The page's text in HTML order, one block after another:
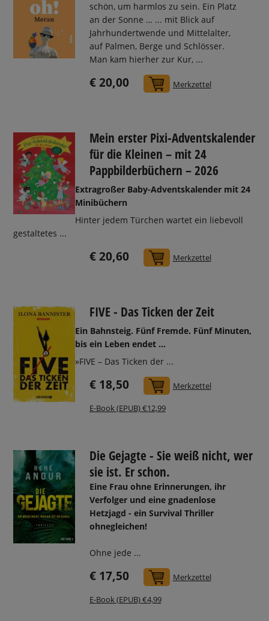
schön, um harmlos zu sein. Ein Platz
an der Sonne … ... mit Blick auf
Jahrhundertwende und Mittelalter,
auf Palmen, Berge und Schlösser.
Man kam hierher zur Kur, ...
€ 20,00 In den Warenkorb
Merkzettel
Mein erster Pixi-Adventskalender
für die Kleinen – mit 24
Pappbilderbüchern – 2026
Extragroßer Baby-Adventskalender mit 24
Minibüchern
Hinter jedem Türchen wartet ein liebevoll
gestaltetes ...
€ 20,60 In den Warenkorb
Merkzettel
FIVE - Das Ticken der Zeit
Ein Bahnsteig. Fünf Fremde. Fünf Minuten,
bis ein Leben endet …
»FIVE – Das Ticken der ...
€ 18,50 In den Warenkorb
Merkzettel
E-Book (EPUB) €12,99
Die Gejagte - Sie weiß nicht, wer
sie ist. Er schon.
Eine Frau ohne Erinnerungen, ihr
Verfolger und eine gnadenlose
Hetzjagd - ein Survival Thriller
ohnegleichen!
Ohne jede ...
€ 17,50 In den Warenkorb
Merkzettel
E-Book (EPUB) €4,99